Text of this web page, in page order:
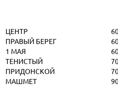
ЦЕНТР
ПРАВЫЙ БЕРЕГ
1 МАЯ
ТЕНИСТЫЙ
ПРИДОНСКОЙ
МАШМЕТ